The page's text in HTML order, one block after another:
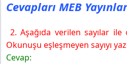
Cevapları MEB
2. Aşağıda verilen sayılar ile
Okunuşu eşleşmeyen sayıyı
Cevap: